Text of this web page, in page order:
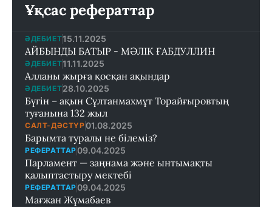
Ұқсас рефераттар
ӘДЕБИЕТ15.11.2025
АЙБЫНДЫ БАТЫР - МӘЛІК ҒАБДУЛЛИН
ӘДЕБИЕТ11.11.2025
Алланы жырға қосқан ақындар
ӘДЕБИЕТ28.10.2025
Бүгін – ақын Сұлтанмахмұт Торайғыровтың
туғанына 132 жыл
САЛТ-ДӘСТҮР 01.08.2025
Барымта туралы не білеміз?
РЕФЕРАТТАР 09.04.2025
Парламент — заңнама және ынтымақты
қалыптастыру мектебi
РЕФЕРАТТАР 09.04.2025
Мағжан Жұмабаев